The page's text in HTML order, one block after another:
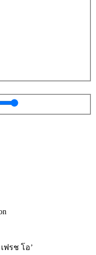
ฟรช โอ’